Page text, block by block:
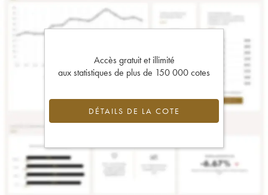
Accès gratuit et illimité
aux statistiques de plus de 150 000 cotes
DÉTAILS DE LA COTE